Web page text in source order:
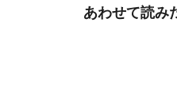
あわせて読み